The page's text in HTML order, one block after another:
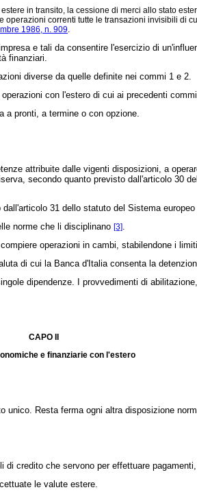
in transito, la cessione di merci allo stato
correnti tutte le transazioni invisibili di
1986, n. 909.
e tali da consentire l'esercizio di
finanziari.
diverse da quelle definite nei commi 1 e 2.
con l'estero di cui ai precedenti
pronti, a termine o con opzione.
attribuite dalle vigenti disposizioni, a
secondo quanto previsto dall'articolo 30
31 dello statuto del Sistema
norme che li disciplinano [3].
operazioni in cambi, stabilendone i
di cui la Banca d'Italia consenta la
dipendenze. I provvedimenti di
CAPO II
e finanziarie con l'estero
Resta ferma ogni altra disposizione
credito che servono per effettuare
le valute estere.